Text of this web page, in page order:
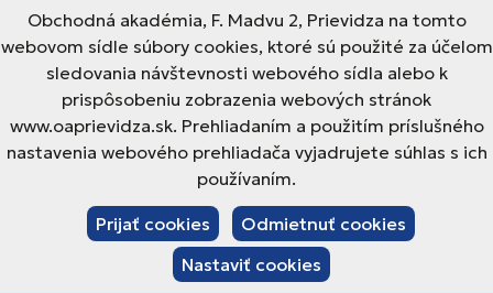
Obchodná akadémia, F. Madvu 2, Prievidza na tomto
webovom sídle súbory cookies, ktoré sú použité za účelom
sledovania návštevnosti webového sídla alebo k
prispôsobeniu zobrazenia webových stránok
www.oaprievidza.sk. Prehliadaním a použitím príslušného
nastavenia webového prehliadača vyjadrujete súhlas s ich
používaním.
Prijať cookies
Odmietnuť cookies
Nastaviť cookies